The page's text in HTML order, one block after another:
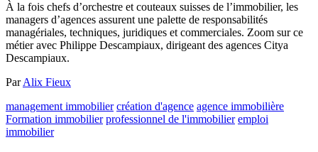
À la fois chefs d’orchestre et couteaux suisses de l’immobilier, les
managers d’agences assurent une palette de responsabilités
managériales, techniques, juridiques et commerciales. Zoom sur ce
métier avec Philippe Descampiaux, dirigeant des agences Citya
Descampiaux.
ParAlix Fieux
management immobilier création d'agence agence immobilière
Formation immobilier professionnel de l'immobilier emploi
immobilier